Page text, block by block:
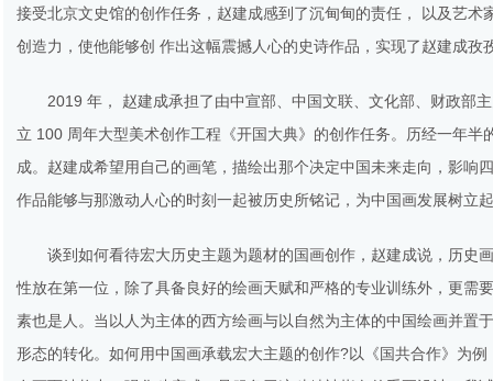
接受北京文史馆的创作任务，赵建成感到了沉甸甸的责任， 以及艺
创造力，使他能够创 作出这幅震撼人心的史诗作品，实现了赵建成
2019 年， 赵建成承担了由中宣部、中国文联、文化部、财政部
立 100 周年大型美术创作工程《开国大典》的创作任务。历经一年
成。赵建成希望用自己的画笔，描绘出那个决定中国未来走向，影响
作品能够与那激动人心的时刻一起被历史所铭记，为中国画发展树立
谈到如何看待宏大历史主题为题材的国画创作，赵建成说，历史
性放在第一位，除了具备良好的绘画天赋和严格的专业训练外，更需
素也是人。当以人为主体的西方绘画与以自然为主体的中国绘画并置
形态的转化。如何用中国画承载宏大主题的创作?以《国共合作》为